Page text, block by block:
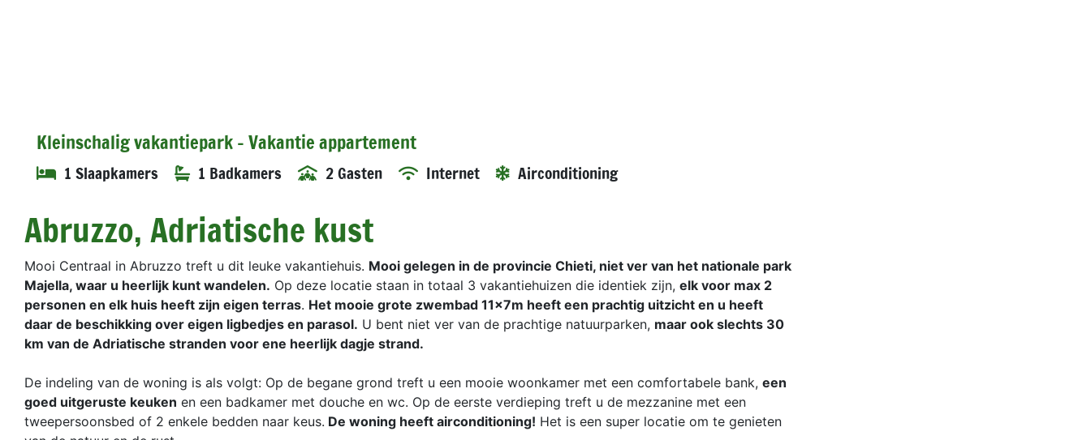
Kleinschalig vakantiepark - Vakantie appartement
1 Slaapkamers 1 Badkamers 2 Gasten Internet Airconditioning
Abruzzo, Adriatische kust
Mooi Centraal in Abruzzo treft u dit leuke vakantiehuis. Mooi gelegen in de provincie Chieti, niet ver van het nationale park
Majella, waar u heerlijk kunt wandelen. Op deze locatie staan in totaal 3 vakantiehuizen die identiek zijn, elk voor max 2
personen en elk huis heeft zijn eigen terras. Het mooie grote zwembad 11x7m heeft een prachtig uitzicht en u heeft
daar de beschikking over eigen ligbedjes en parasol. U bent niet ver van de prachtige natuurparken, maar ook slechts 30
km van de Adriatische stranden voor ene heerlijk dagje strand.
De indeling van de woning is als volgt: Op de begane grond treft u een mooie woonkamer met een comfortabele bank, een
goed uitgeruste keuken en een badkamer met douche en wc. Op de eerste verdieping treft u de mezzanine met een
tweepersoonsbed of 2 enkele bedden naar keus. De woning heeft airconditioning! Het is een super locatie om te genieten